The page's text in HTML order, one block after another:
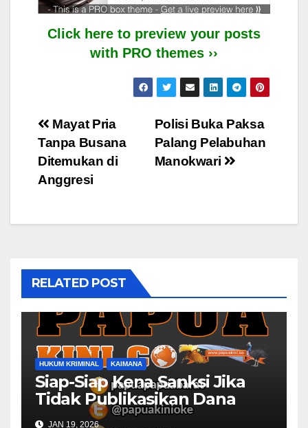
Click here to preview your posts
with PRO themes ››
Post
navigation
Polisi Buka Paksa
Palang Pelabuhan
Manokwari
Mayat Pria
Tanpa Busana
Ditemukan di
Anggresi
RELATED POST
HUKUM KRIMINAL KAIMANA
Siap-Siap Kena Sanksi Jika
Tidak Publikasikan Dana
Desa
JAN 19, 2026